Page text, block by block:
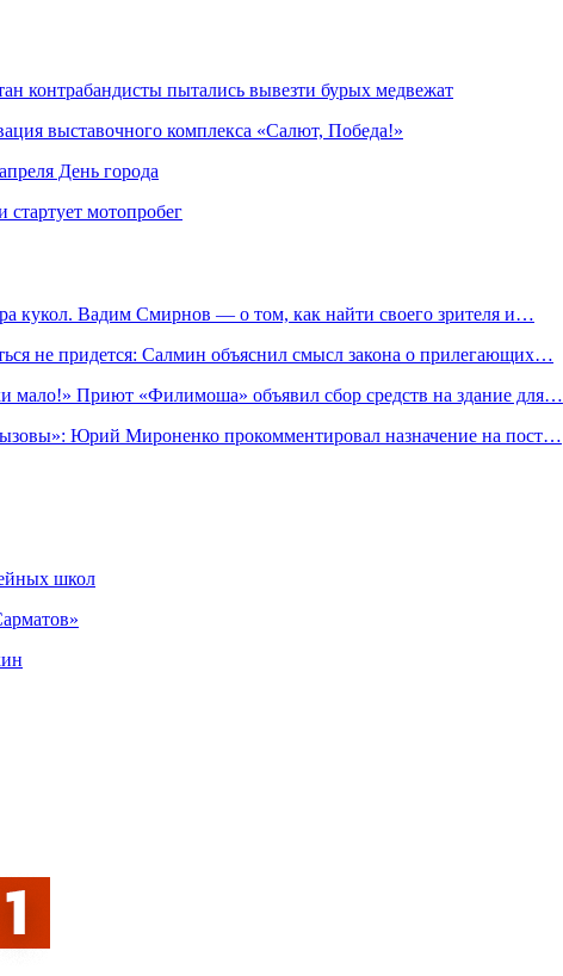
контрабандисты пытались вывезти бурых медвежат
выставочного комплекса «Салют, Победа!»
День города
стартует мотопробег
кукол. Вадим Смирнов — о том, как найти своего зрителя и…
не придется: Салмин объяснил смысл закона о прилегающих…
мало!» Приют «Филимоша» объявил сбор средств на здание для…
Юрий Мироненко прокомментировал назначение на пост…
школ